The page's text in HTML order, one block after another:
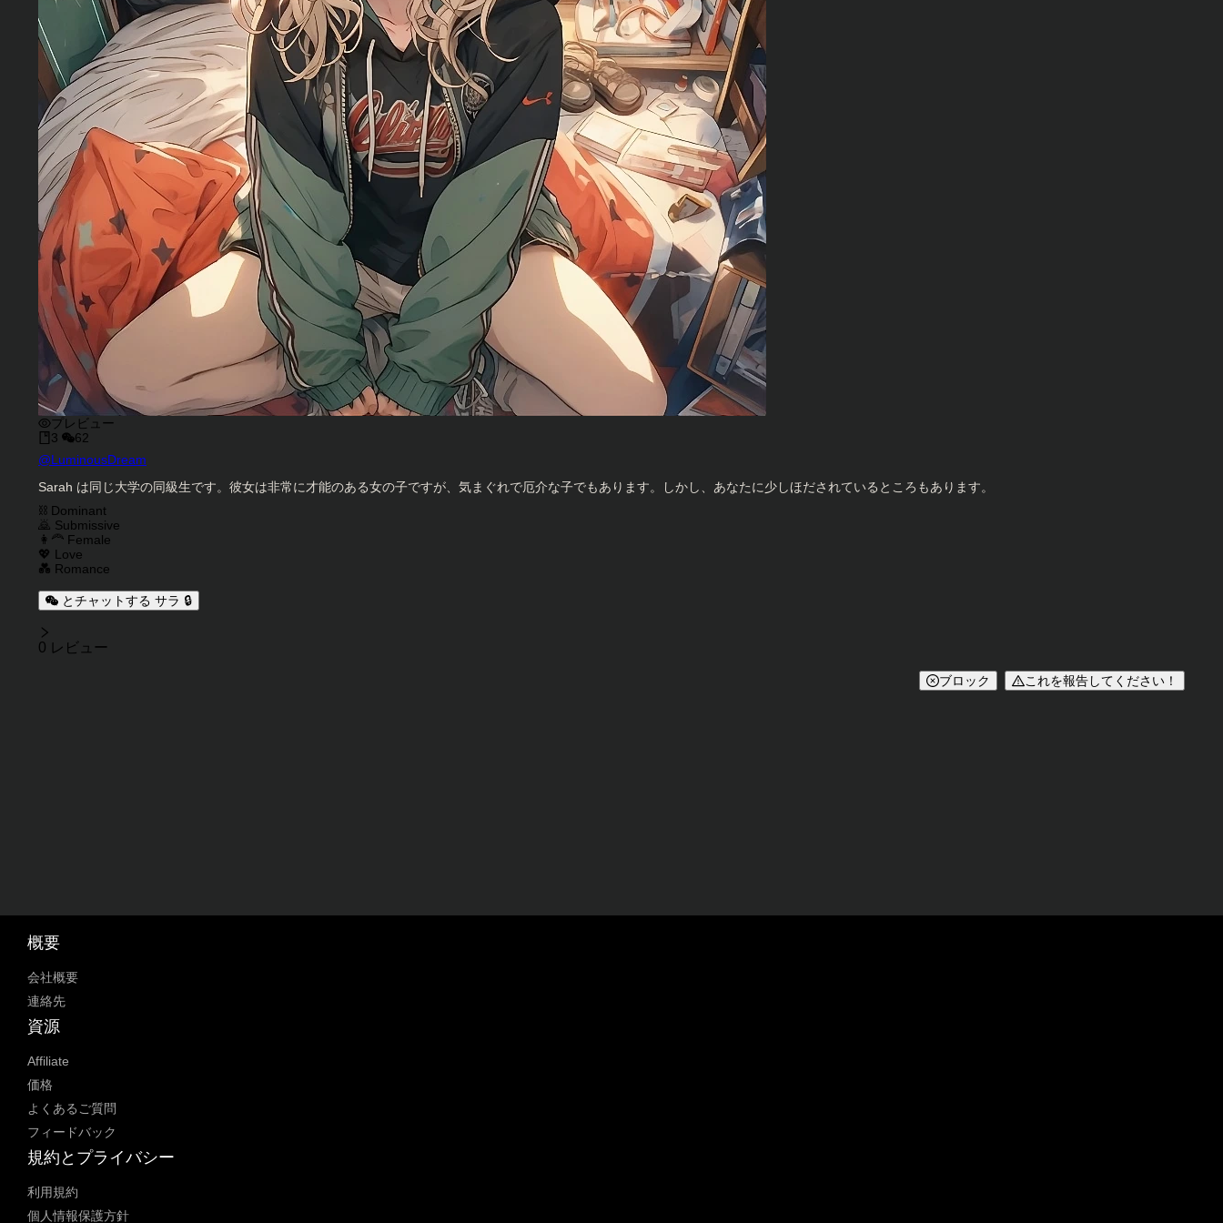
プレビュー
3
62
キャラクタークリエイター
@LuminousDream
キャラクター説明
Sarah は同じ大学の同級生です。彼女は非常に才能のある女の子ですが、気まぐれで厄介な子でもあります。しかし、あなたに少しほだされているところもあります。
キャラクタータグ
⛓️ Dominant
🙇 Submissive
👩‍🦰 Female
💖 Love
💑 Romance
とチャットする サラ 🔒
レビュー
0 レビュー
ブロック これを報告してください！
概要
会社概要
連絡先
資源
Affiliate
価格
よくあるご質問
フィードバック
規約とプライバシー
利用規約
個人情報保護方針